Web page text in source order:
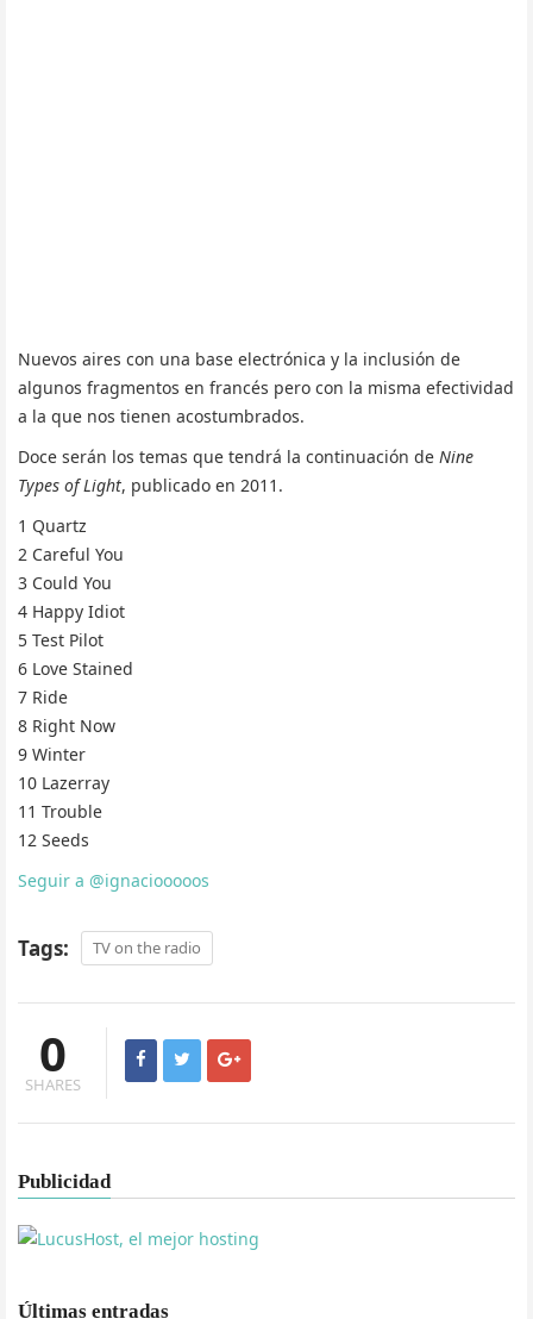
Nuevos aires con una base electrónica y la inclusión de
algunos fragmentos en francés pero con la misma efectividad
a la que nos tienen acostumbrados.
Doce serán los temas que tendrá la continuación de Nine
Types of Light, publicado en 2011.
1 Quartz
2 Careful You
3 Could You
4 Happy Idiot
5 Test Pilot
6 Love Stained
7 Ride
8 Right Now
9 Winter
10 Lazerray
11 Trouble
12 Seeds
Seguir a @ignaciooooos
Tags: TV on the radio
0
SHARES
Publicidad
Últimas entradas